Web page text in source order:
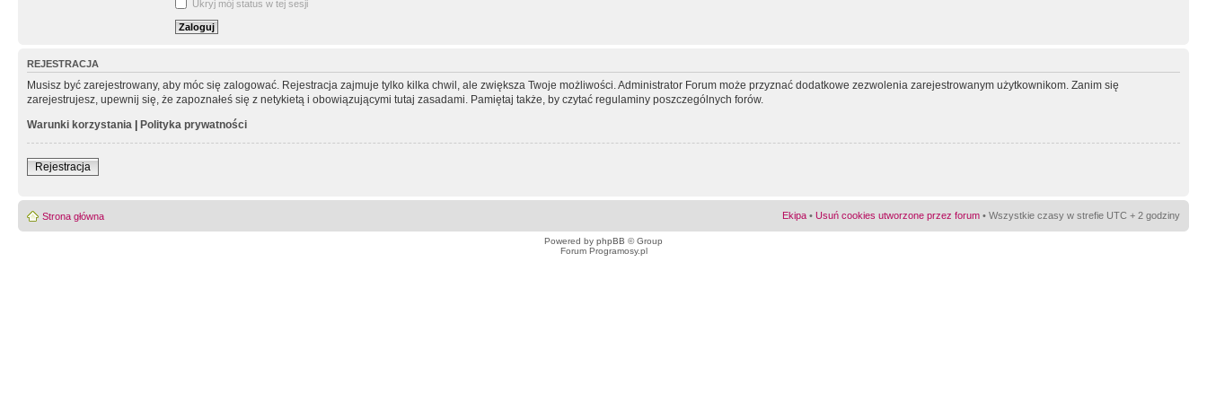
Ukryj mój status w tej sesji
REJESTRACJA
Musisz być zarejestrowany, aby móc się zalogować. Rejestracja zajmuje tylko kilka chwil, ale zwiększa Twoje możliwości. Administrator Forum może przyznać dodatkowe zezwolenia zarejestrowanym użytkownikom. Zanim się
zarejestrujesz, upewnij się, że zapoznałeś się z netykietą i obowiązującymi tutaj zasadami. Pamiętaj także, by czytać regulaminy poszczególnych forów.
Warunki korzystania | Polityka prywatności
Rejestracja
Strona główna Ekipa • Usuń cookies utworzone przez forum • Wszystkie czasy w strefie UTC + 2 godziny
Powered by phpBB © Group
Forum Programosy.pl